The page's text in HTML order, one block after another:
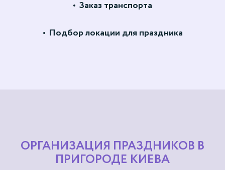
Заказ транспорта
Подбор локации для праздника
ОРГАНИЗАЦИЯ ПРАЗДНИКОВ В
ПРИГОРОДЕ КИЕВА